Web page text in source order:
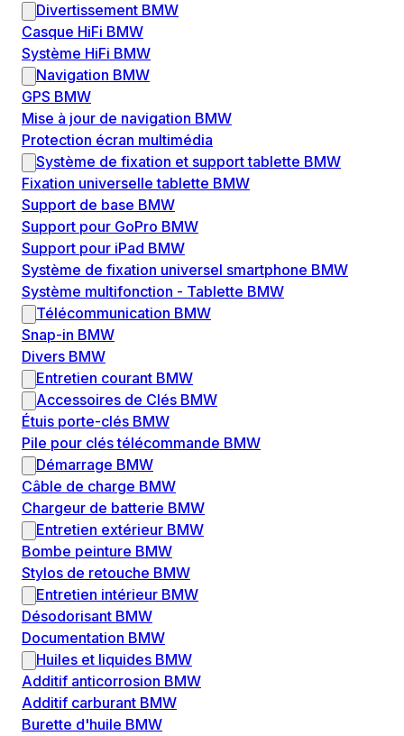
Divertissement BMW
Casque HiFi BMW
Système HiFi BMW
Navigation BMW
GPS BMW
Mise à jour de navigation BMW
Protection écran multimédia
Système de fixation et support tablette BMW
Fixation universelle tablette BMW
Support de base BMW
Support pour GoPro BMW
Support pour iPad BMW
Système de fixation universel smartphone BMW
Système multifonction - Tablette BMW
Télécommunication BMW
Snap-in BMW
Divers BMW
Entretien courant BMW
Accessoires de Clés BMW
Étuis porte-clés BMW
Pile pour clés télécommande BMW
Démarrage BMW
Câble de charge BMW
Chargeur de batterie BMW
Entretien extérieur BMW
Bombe peinture BMW
Stylos de retouche BMW
Entretien intérieur BMW
Désodorisant BMW
Documentation BMW
Huiles et liquides BMW
Additif anticorrosion BMW
Additif carburant BMW
Burette d'huile BMW